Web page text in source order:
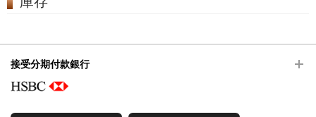
接受分期付款銀行